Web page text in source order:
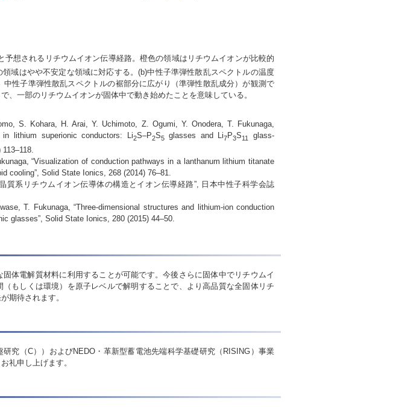
予想されるリチウムイオン伝導経路。橙色の領域はリチウムイオンが比較的
域はやや不安定な領域に対応する。(b)中性子準弾性散乱スペクトルの温度
性子準弾性散乱スペクトルの裾部分に広がり（準弾性散乱成分）が観測で
、一部のリチウムイオンが固体中で動き始めたことを意味している。
S. Kohara, H. Arai, Y. Uchimoto, Z. Ogumi, Y. Onodera, T. Fukunaga,
lithium superionic conductors: Li2S–P2S5glasses and Li7P3S11
glass-
“Visualization of conduction pathways in a lanthanum lithium titanate
cooling”, Solid State Ionics, 268 (2014) 76–81.
質系リチウムイオン伝導体の構造とイオン伝導経路”, 日本中性子科学会誌
T. Fukunaga, “Three-dimensional structures and lithium-ion conduction
glasses”, Solid State Ionics, 280 (2015) 44–50.
体電解質材料に利用することが可能です。今後さらに固体中でリチウムイ
もしくは環境）を原子レベルで解明することで、より高品質な全固体リチ
期待されます。
究（C））およびNEDO・革新型蓄電池先端科学基礎研究（RISING）事業
礼申し上げます。